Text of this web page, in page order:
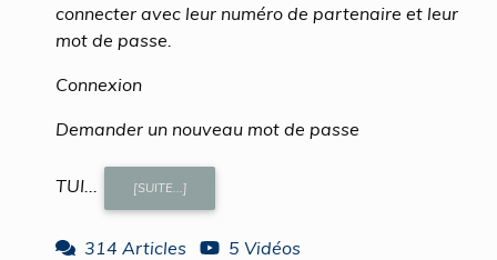
connecter avec leur numéro de partenaire et leur
mot de passe.
Connexion
Demander un nouveau mot de passe
TUI... [SUITE...]
314 Articles 5 Vidéos